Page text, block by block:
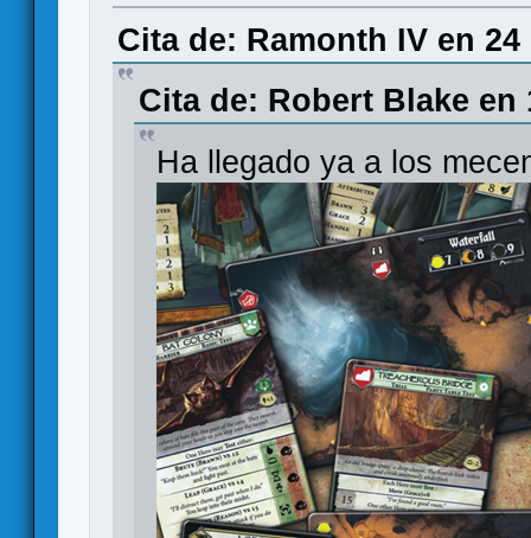
Cita de: Ramonth IV en 24
Cita de: Robert Blake en
Ha llegado ya a los